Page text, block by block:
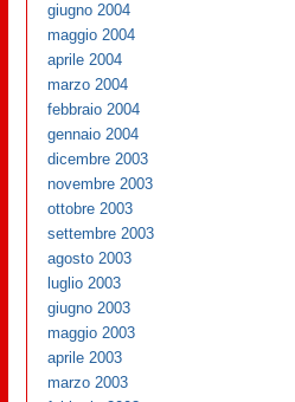
giugno 2004
maggio 2004
aprile 2004
marzo 2004
febbraio 2004
gennaio 2004
dicembre 2003
novembre 2003
ottobre 2003
settembre 2003
agosto 2003
luglio 2003
giugno 2003
maggio 2003
aprile 2003
marzo 2003